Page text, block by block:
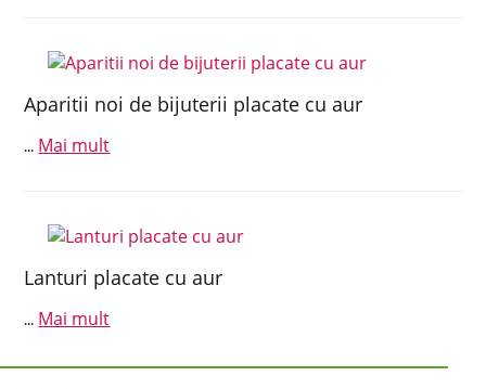
Aparitii noi de bijuterii placate cu aur
... Mai mult
Lanturi placate cu aur
... Mai mult